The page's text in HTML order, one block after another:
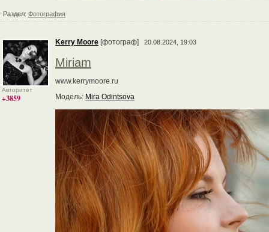
Раздел: Фотография
Авторитет
+3859
Kerry Moore [фотограф] 20.08.2024, 19:03
Miriam
www.kerrymoore.ru
Модель: Mira Odintsova